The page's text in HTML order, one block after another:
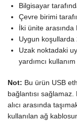
Bilgisayar
Çevre birimi
İki ünite arasında
Uygun koşullarda
Uzak noktadaki
yardımcı kullanım
Not: Bu ürün USB
bağlantısı
alıcı arasında
kullanılan ağ